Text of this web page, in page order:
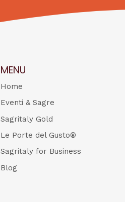
MENU
Home
Eventi & Sagre
Sagritaly Gold
Le Porte del Gusto®
Sagritaly for Business
Blog